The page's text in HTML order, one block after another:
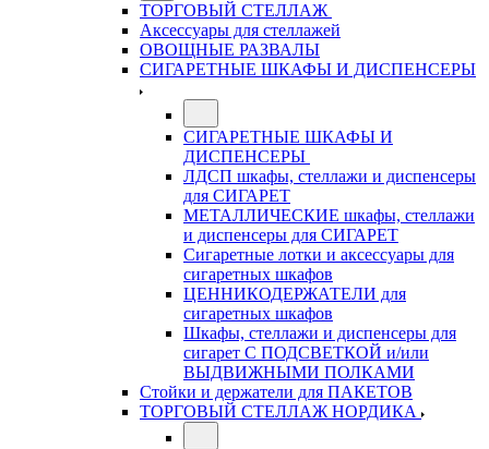
ТОРГОВЫЙ СТЕЛЛАЖ
Аксессуары для стеллажей
ОВОЩНЫЕ РАЗВАЛЫ
СИГАРЕТНЫЕ ШКАФЫ И ДИСПЕНСЕРЫ
СИГАРЕТНЫЕ ШКАФЫ И
ДИСПЕНСЕРЫ
ЛДСП шкафы, стеллажи и диспенсеры
для СИГАРЕТ
МЕТАЛЛИЧЕСКИЕ шкафы, стеллажи
и диспенсеры для СИГАРЕТ
Сигаретные лотки и аксессуары для
сигаретных шкафов
ЦЕННИКОДЕРЖАТЕЛИ для
сигаретных шкафов
Шкафы, стеллажи и диспенсеры для
сигарет С ПОДСВЕТКОЙ и/или
ВЫДВИЖНЫМИ ПОЛКАМИ
Стойки и держатели для ПАКЕТОВ
ТОРГОВЫЙ СТЕЛЛАЖ НОРДИКА